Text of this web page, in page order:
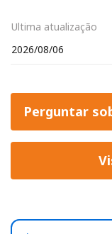
Ultima atualização
2026/08/06
Perguntar